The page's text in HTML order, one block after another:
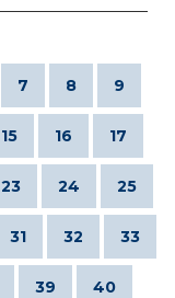
7 8 9
15 16 17
23 24 25
31 32 33
39 40